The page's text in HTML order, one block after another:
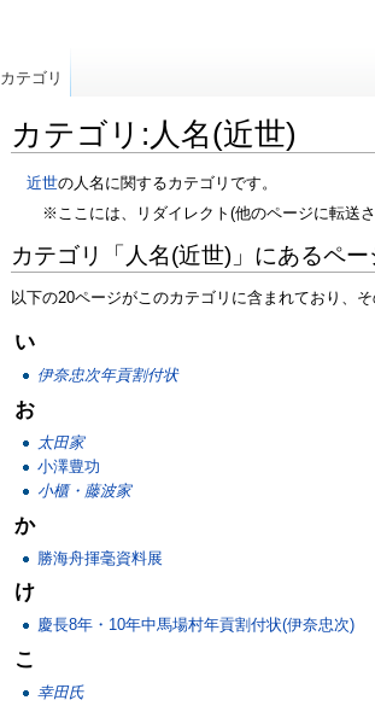
カテゴリ:人名(近世)
近世の人名に関するカテゴリです。
※ここには、リダイレクト(他のページに転送
カテゴリ「人名(近世)」にあるペー
以下の20ページがこのカテゴリに含まれており、
い
伊奈忠次年貢割付状
お
太田家
小澤豊功
小櫃・藤波家
か
勝海舟揮毫資料展
け
慶長8年・10年中馬場村年貢割付状(伊奈忠次)
こ
幸田氏
カテゴリ